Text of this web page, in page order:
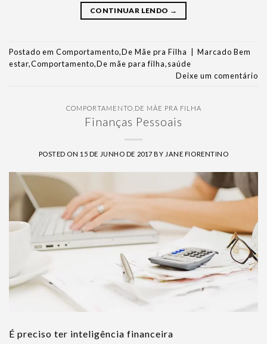
CONTINUAR LENDO →
Postado em Comportamento,De Mãe pra Filha Marcado Bem
estar,Comportamento,De mãe para filha,saúde
Deixe um comentário
COMPORTAMENTO DE MÃE PRA FILHA
Finanças Pessoais
POSTED ON 15 DE JUNHO DE 2017 BY JANE FIORENTINO
É preciso ter inteligência financeira